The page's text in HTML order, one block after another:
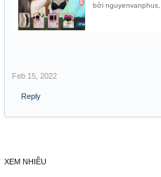
bởinguyenvanphus
Feb 15, 2022
Reply
XEM NHIỀU